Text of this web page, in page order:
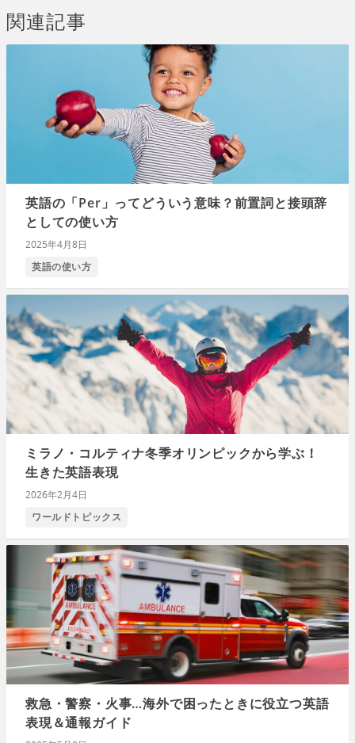
関連記事
英語の「Per」ってどういう意味？前置詞と接頭辞
としての使い方
2025年4月8日
英語の使い方
ミラノ・コルティナ冬季オリンピックから学ぶ！
生きた英語表現
2026年2月4日
ワールドトピックス
救急・警察・火事…海外で困ったときに役立つ英語
表現＆通報ガイド